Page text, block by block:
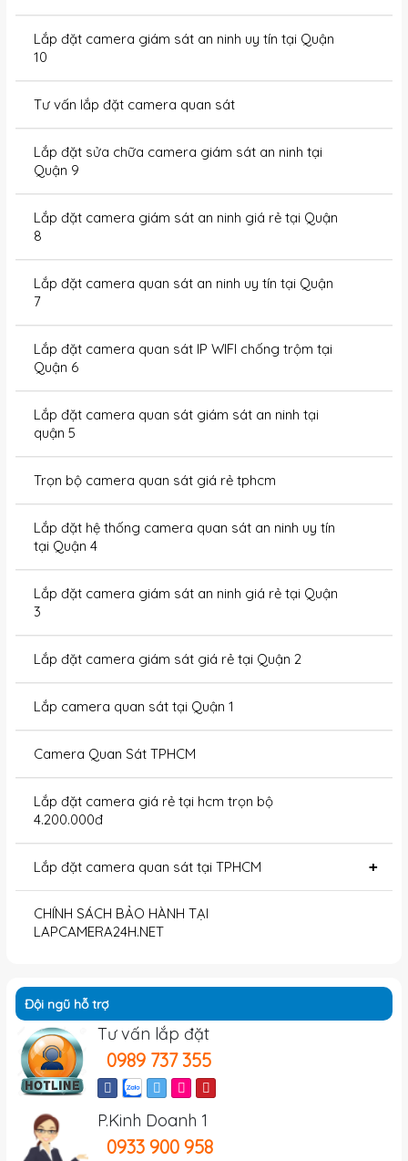
Lắp đặt camera giám sát an ninh uy tín tại Quận
10
Tư vấn lắp đặt camera quan sát
Lắp đặt sửa chữa camera giám sát an ninh tại
Quận 9
Lắp đặt camera giám sát an ninh giá rẻ tại Quận
8
Lắp đặt camera quan sát an ninh uy tín tại Quận
7
Lắp đặt camera quan sát IP WIFI chống trộm tại
Quận 6
Lắp đặt camera quan sát giám sát an ninh tại
quận 5
Trọn bộ camera quan sát giá rẻ tphcm
Lắp đặt hệ thống camera quan sát an ninh uy tín
tại Quận 4
Lắp đặt camera giám sát an ninh giá rẻ tại Quận
3
Lắp đặt camera giám sát giá rẻ tại Quận 2
Lắp camera quan sát tại Quận 1
Camera Quan Sát TPHCM
Lắp đặt camera giá rẻ tại hcm trọn bộ
4.200.000đ
+
Lắp đặt camera quan sát tại TPHCM
CHÍNH SÁCH BẢO HÀNH TẠI
LAPCAMERA24H.NET
Đội ngũ hỗ trợ
Tư vấn lắp đặt
0989 737 355
P.Kinh Doanh 1
0933 900 958